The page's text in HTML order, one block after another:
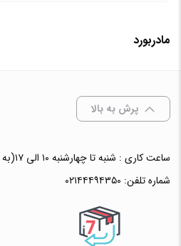
گارانتی
✧ چت با پشتیبان واتس آپ
مادربورد
پرش به بالا
ساعت کاری : شنبه تا چهارشنبه ۱۰ الی ۱۷(به جز ایام تعطیل)
شماره تلفن: ۰۲۱۴۴۴۹۴۳۵۰